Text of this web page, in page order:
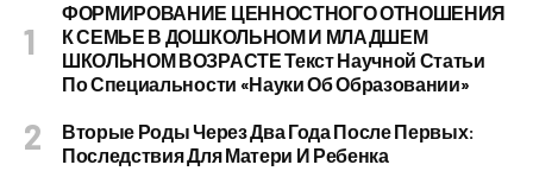
ФОРМИРОВАНИЕ ЦЕННОСТНОГО ОТНОШЕНИЯ
К СЕМЬЕ В ДОШКОЛЬНОМ И МЛАДШЕМ
ШКОЛЬНОМ ВОЗРАСТЕ Текст Научной Статьи
По Специальности «Науки Об Образовании»
Вторые Роды Через Два Года После Первых:
Последствия Для Матери И Ребенка